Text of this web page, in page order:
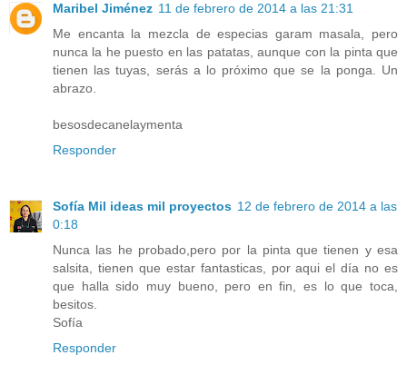
Maribel Jiménez 11 de febrero de 2014 a las 21:31
Me encanta la mezcla de especias garam masala, pero
nunca la he puesto en las patatas, aunque con la pinta que
tienen las tuyas, serás a lo próximo que se la ponga. Un
abrazo.
besosdecanelaymenta
Responder
Sofía Mil ideas mil proyectos 12 de febrero de 2014 a las
0:18
Nunca las he probado,pero por la pinta que tienen y esa
salsita, tienen que estar fantasticas, por aqui el día no es
que halla sido muy bueno, pero en fin, es lo que toca,
besitos.
Sofía
Responder